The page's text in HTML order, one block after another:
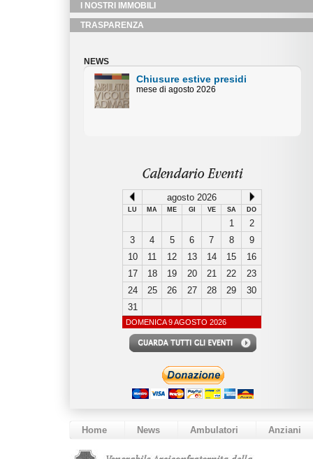
I NOSTRI IMMOBILI
TRASPARENZA
NEWS
Chiusure estive Uffici
Amministativi
Calendario Eventi
agosto 2026
LU MA ME GI VE SA DO
1
2
3
4 5 6 7 8
9
10
11 12 13 14 15
16
17
18 19 20 21 22
23
24
25 26 27 28 29
30
31
DOMENICA 9 AGOSTO 2026
Home News Ambulatori Anziani